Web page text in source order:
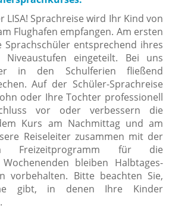
LISA! Sprachreise wird Ihr Kind von
Flughafen empfangen. Am ersten
Sprachschüler entsprechend ihres
Niveaustufen eingeteilt. Bei uns
in den Schulferien fließend
Auf der Schüler-Sprachreise
oder Ihre Tochter professionell
vor oder verbessern die
Kurs am Nachmittag und am
Reiseleiter zusammen mit der
Freizeitprogramm für die
bleiben Halbtages-
vorbehalten. Bitte beachten Sie,
gibt, in denen Ihre Kinder